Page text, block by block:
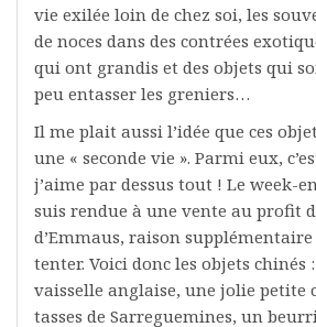
vie exilée loin de chez soi, les
de noces dans des contrées
qui ont grandis et des objets qui
peu entasser les greniers…
Il me plait aussi l’idée que ces
une « seconde vie ». Parmi eux,
j’aime par dessus tout ! Le week-
suis rendue à une vente au profit
d’Emmaus, raison
tenter. Voici donc les objets chinés :
vaisselle anglaise, une jolie petite
tasses de Sarreguemines, un